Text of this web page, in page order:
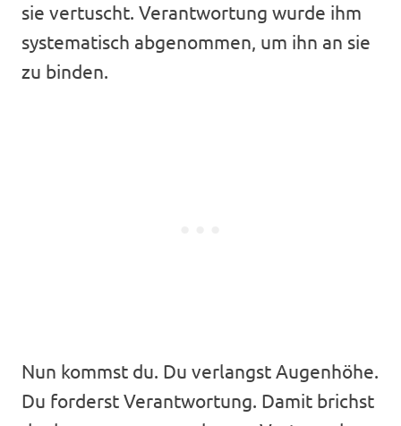
sie vertuscht. Verantwortung wurde ihm
systematisch abgenommen, um ihn an sie
zu binden.
Nun kommst du. Du verlangst Augenhöhe.
Du forderst Verantwortung. Damit brichst